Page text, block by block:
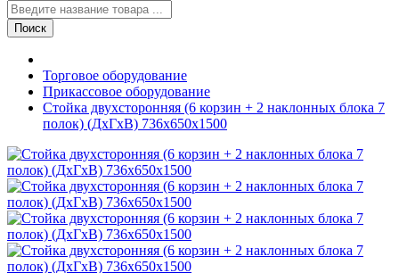
Поиск
Торговое оборудование
Прикассовое оборудование
Стойка двухсторонняя (6 корзин + 2 наклонных блока 7
полок) (ДхГхВ) 736х650х1500